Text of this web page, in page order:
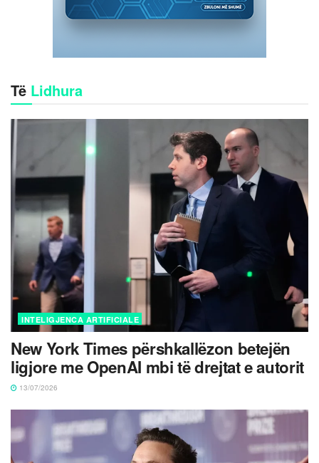
Të Lidhura
INTELIGJENCA ARTIFICIALE
New York Times përshkallëzon betejën
ligjore me OpenAI mbi të drejtat e autorit
13/07/2026